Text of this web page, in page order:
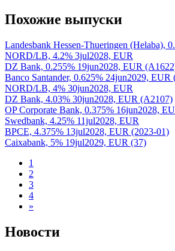
Похожие выпуски
Landesbank Hessen-Thueringen (Helaba),
NORD/LB, 4.2% 3jul2028, EUR
DZ Bank, 0.255% 19jun2028, EUR
Banco Santander, 0.625% 24jun2029, EUR
NORD/LB, 4% 30jun2028, EUR
DZ Bank, 4.03% 30jun2028, EUR (A2107)
OP Corporate Bank, 0.375% 16jun2028,
Swedbank, 4.25% 11jul2028, EUR
BPCE, 4.375% 13jul2028, EUR (2023-01)
Caixabank, 5% 19jul2029, EUR (37)
1
2
3
4
»
Новости